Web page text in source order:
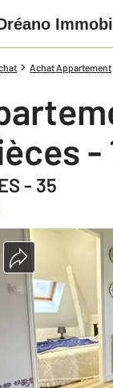
Achat Appartement
- 35